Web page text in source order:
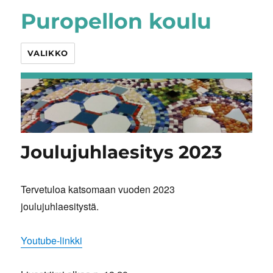
Puropellon koulu
VALIKKO
Joulujuhlaesitys 2023
Tervetuloa katsomaan vuoden 2023
joulujuhlaesitystä.
Youtube-linkki